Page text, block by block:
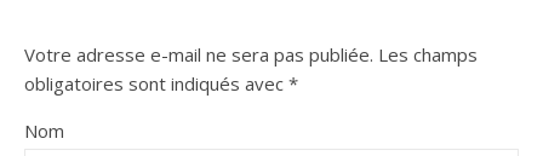
Votre adresse e-mail ne sera pas publiée. Les champs
obligatoires sont indiqués avec *
Nom